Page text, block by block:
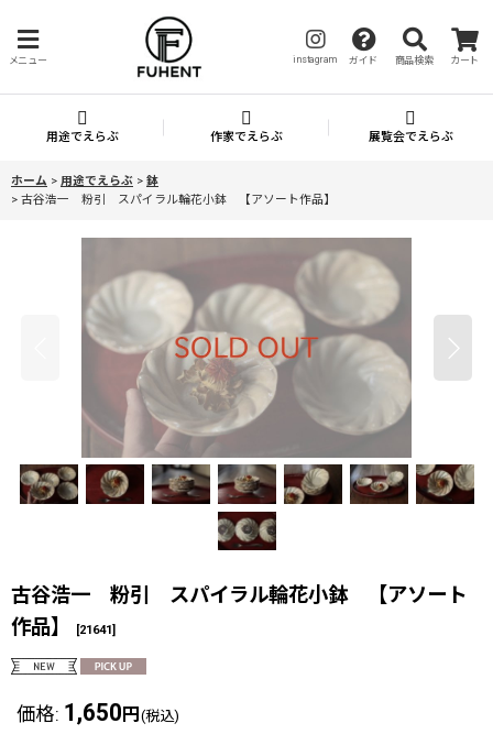
メニュー instagram ガイド 商品検索 カート
用途でえらぶ 作家でえらぶ 展覧会でえらぶ
ホーム > 用途でえらぶ > 鉢
> 古谷浩一 粉引 スパイラル輪花小鉢 【アソート作品】
古谷浩一 粉引 スパイラル輪花小鉢 【アソート
作品】
[21641]
価格: 1,650 円 (税込)